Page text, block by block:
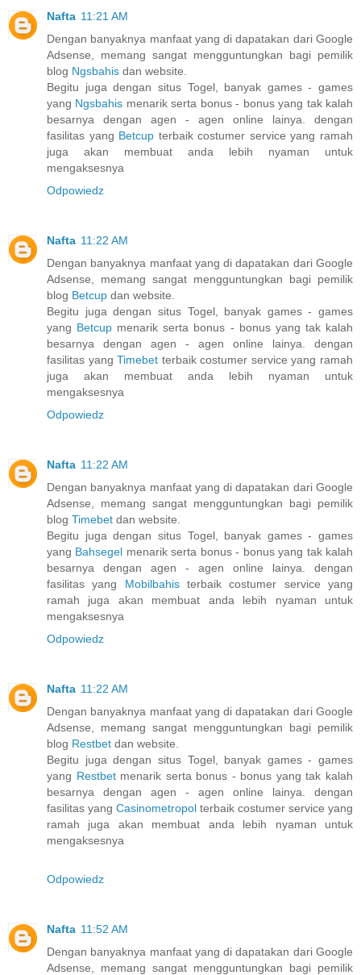
Nafta 11:21 AM
Dengan banyaknya manfaat yang di dapatakan dari Google
Adsense, memang sangat mengguntungkan bagi pemilik
blog Ngsbahis dan website.
Begitu juga dengan situs Togel, banyak games - games
yang Ngsbahis menarik serta bonus - bonus yang tak kalah
besarnya dengan agen - agen online lainya. dengan
fasilitas yang Betcup terbaik costumer service yang ramah
juga akan membuat anda lebih nyaman untuk
mengaksesnya
Odpowiedz
Nafta 11:22 AM
Dengan banyaknya manfaat yang di dapatakan dari Google
Adsense, memang sangat mengguntungkan bagi pemilik
blog Betcup dan website.
Begitu juga dengan situs Togel, banyak games - games
yang Betcup menarik serta bonus - bonus yang tak kalah
besarnya dengan agen - agen online lainya. dengan
fasilitas yangTimebet terbaik costumer service yang ramah
juga akan membuat anda lebih nyaman untuk
mengaksesnya
Odpowiedz
Nafta 11:22 AM
Dengan banyaknya manfaat yang di dapatakan dari Google
Adsense, memang sangat mengguntungkan bagi pemilik
blog Timebet dan website.
Begitu juga dengan situs Togel, banyak games - games
yang Bahsegel menarik serta bonus - bonus yang tak kalah
besarnya dengan agen - agen online lainya. dengan
fasilitas yang Mobilbahisterbaik costumer service yang
ramah juga akan membuat anda lebih nyaman untuk
mengaksesnya
Odpowiedz
Nafta 11:22 AM
Dengan banyaknya manfaat yang di dapatakan dari Google
Adsense, memang sangat mengguntungkan bagi pemilik
blog Restbet dan website.
Begitu juga dengan situs Togel, banyak games - games
yang Restbetmenarik serta bonus - bonus yang tak kalah
besarnya dengan agen - agen online lainya. dengan
fasilitas yang Casinometropol terbaik costumer service yang
ramah juga akan membuat anda lebih nyaman untuk
mengaksesnya
Odpowiedz
Nafta 11:52 AM
Dengan banyaknya manfaat yang di dapatakan dari Google
Adsense, memang sangat mengguntungkan bagi pemilik